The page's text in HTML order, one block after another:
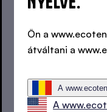
Ön a
átváltani a
A
A